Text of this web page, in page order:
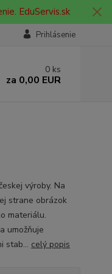
EduServis.sk
Prihlásenie
0 ks
za 0,00 EUR
výroby. Na
strane obrázok
materiálu.
umožňuje
stab... celý popis